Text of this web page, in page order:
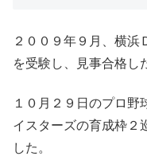
２００９年９月、横浜
を受験し、見事合格し
１０月２９日のプロ野
イスターズの育成枠２
した。